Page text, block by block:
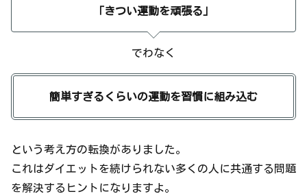
「きつい運動を頑張る」
でわなく
簡単すぎるくらいの運動を習慣に組み込む
という考え方の転換がありました。
これはダイエットを続けられない多くの人に共通する問題
を解決するヒントになりますよ。